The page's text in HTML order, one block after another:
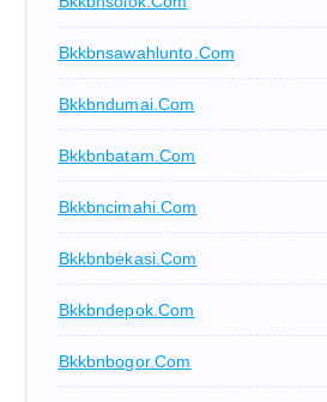
Bkkbnsawahlunto.com
Bkkbndumai.com
Bkkbnbatam.com
Bkkbncimahi.com
Bkkbnbekasi.com
Bkkbndepok.com
Bkkbnbogor.com